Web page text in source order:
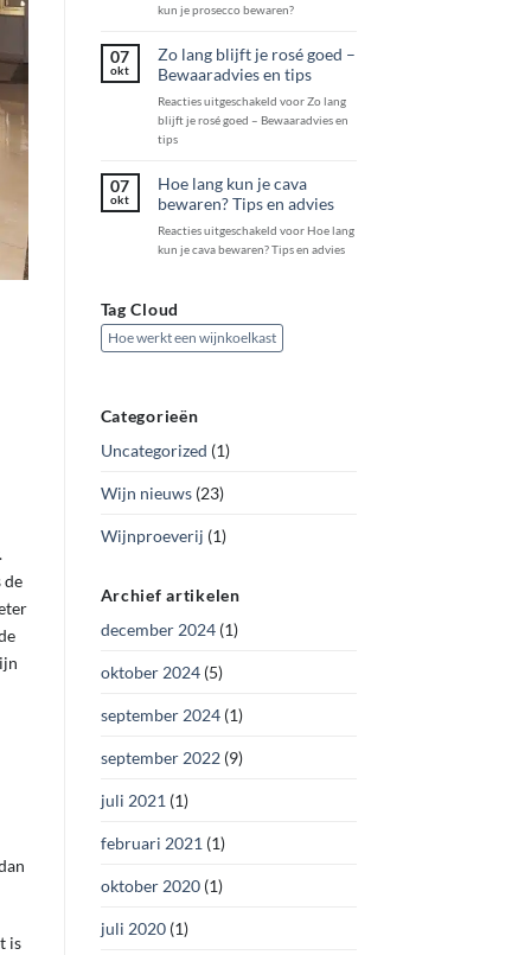
de
is
kun je prosecco bewaren?
07
okt
Zo lang blijft je rosé goed –
Bewaaradvies en tips
Reacties uitgeschakeld voor Zo lang
blijft je rosé goed – Bewaaradvies en
tips
07
okt
Hoe lang kun je cava
bewaren? Tips en advies
Reacties uitgeschakeld voor Hoe lang
kun je cava bewaren? Tips en advies
Tag Cloud
Hoe werkt een wijnkoelkast
Categorieën
Uncategorized (1)
Wijn nieuws(23)
Wijnproeverij (1)
Archief artikelen
december 2024(1)
oktober 2024(5)
september 2024(1)
september 2022(9)
juli 2021 (1)
februari 2021 (1)
oktober 2020(1)
juli 2020(1)